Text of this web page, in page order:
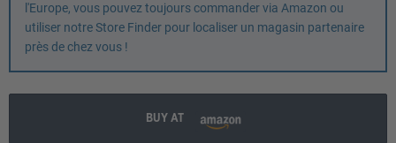
l'Europe, vous pouvez toujours commander via Amazon ou
utiliser notre Store Finder pour localiser un magasin partenaire
près de chez vous !
BUY AT